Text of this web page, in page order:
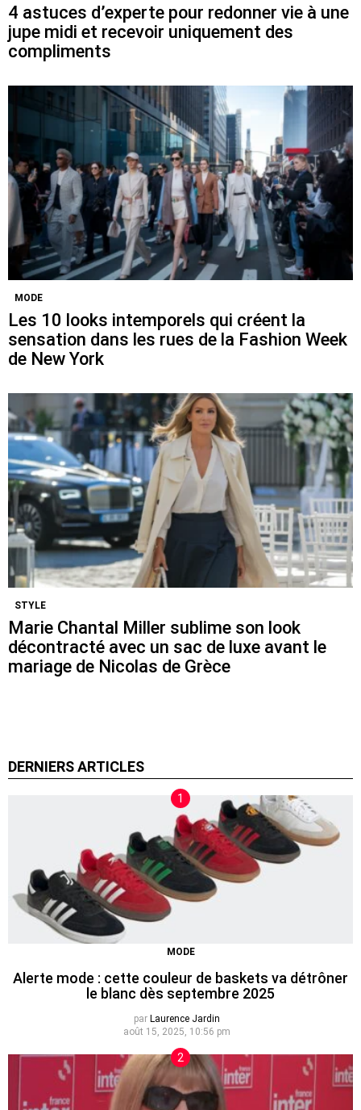
4 astuces d’experte pour redonner vie à une
jupe midi et recevoir uniquement des
compliments
MODE
Les 10 looks intemporels qui créent la
sensation dans les rues de la Fashion Week
de New York
STYLE
Marie Chantal Miller sublime son look
décontracté avec un sac de luxe avant le
mariage de Nicolas de Grèce
DERNIERS ARTICLES
MODE
Alerte mode : cette couleur de baskets va détrôner
le blanc dès septembre 2025
par Laurence Jardin
août 15, 2025, 10:56 pm